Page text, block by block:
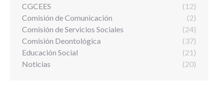
CGCEES
(12)
Comisión de Comunicación
(2)
Comisión de Servicios Sociales
(24)
Comisión Deontológica
(37)
Educación Social
(21)
Noticias
(20)